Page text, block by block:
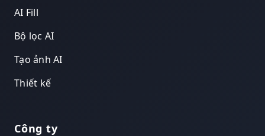
AI Fill
Bộ lọc AI
Tạo ảnh AI
Thiết kế
Công ty